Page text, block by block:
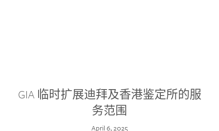
GIA 临时扩展迪拜及香港鉴定所的服
务范围
April 6, 2025